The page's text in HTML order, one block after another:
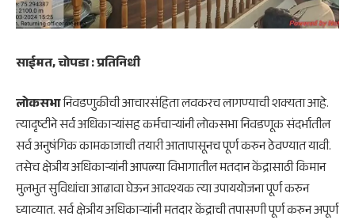
साईमत, चोपडा : प्रतिनिधी
लोकसभानिवडणुकीची आचारसंहिता लवकरच लागण्याची शक्यता आहे.
त्यादृष्टीने सर्व अधिकाऱ्यांसह कर्मचाऱ्यांनी लोकसभा निवडणूक संदर्भातील
सर्व अनुषंगिक कामकाजाची तयारी आतापासूनच पूर्ण करुन ठेवण्यात यावी.
तसेच क्षेत्रीय अधिकाऱ्यांनी आपल्या विभागातील मतदान केंद्रासाठी किमान
मुलभुत सुविधांचा आढावा घेऊन आवश्‍यक त्या उपाययोजना पूर्ण करुन
घ्याव्यात. सर्व क्षेत्रीय अधिकाऱ्यांनी मतदार केंद्राची तपासणी पूर्ण करुन अपूर्ण